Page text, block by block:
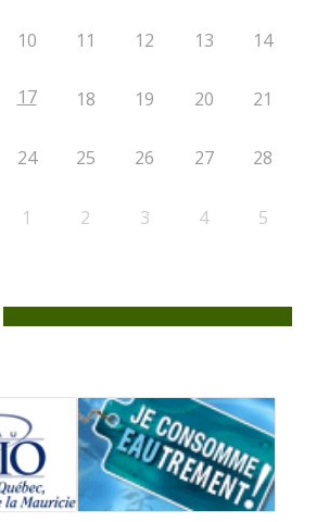
10 11 12 13 14
17 18 19 20 21
24 25 26 27 28
1 2 3 4 5